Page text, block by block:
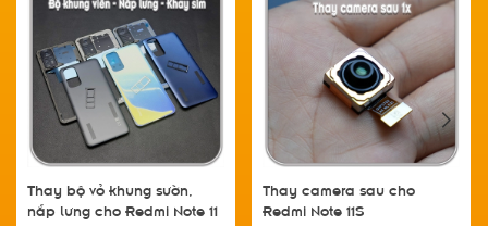
Thay bộ vỏ khung sườn,
nắp lưng cho Redmi Note 11
Thay camera sau cho
Redmi Note 11S